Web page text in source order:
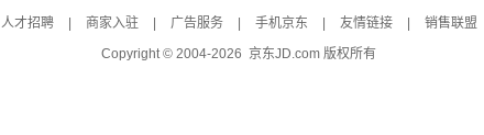
人才招聘 商家入驻 广告服务 手机京东 友情链接 销售联盟
Copyright © 2004-2026 京东JD.com 版权所有